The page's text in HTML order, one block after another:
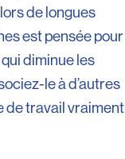
de longues
est pensée pour
diminue les
le à d’autres
de travail vraiment